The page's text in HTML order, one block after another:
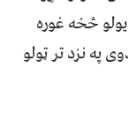
څخه غوره
نزد تر ټولو